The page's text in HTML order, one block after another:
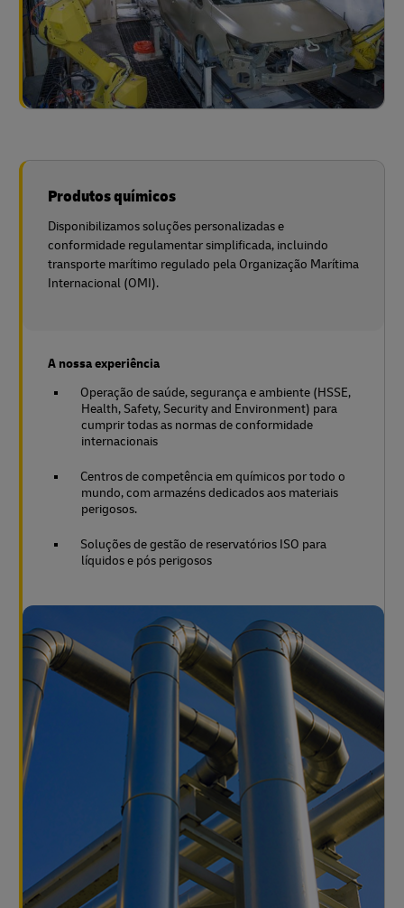
Produtos químicos
Disponibilizamos soluções personalizadas e
conformidade regulamentar simplificada, incluindo
transporte marítimo regulado pela Organização Marítima
Internacional (OMI).
A nossa experiência
Operação de saúde, segurança e ambiente (HSSE,
Health, Safety, Security and Environment) para
cumprir todas as normas de conformidade
internacionais
Centros de competência em químicos por todo o
mundo, com armazéns dedicados aos materiais
perigosos.
Soluções de gestão de reservatórios ISO para
líquidos e pós perigosos